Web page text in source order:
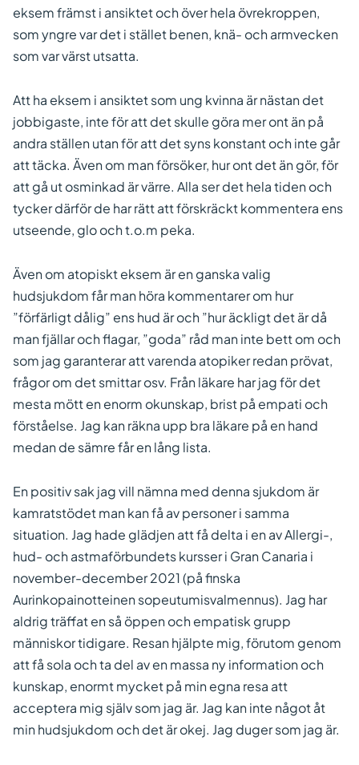
eksem främst i ansiktet och över hela övrekroppen,
som yngre var det i stället benen, knä- och armvecken
som var värst utsatta.
Att ha eksem i ansiktet som ung kvinna är nästan det
jobbigaste, inte för att det skulle göra mer ont än på
andra ställen utan för att det syns konstant och inte går
att täcka. Även om man försöker, hur ont det än gör, för
att gå ut osminkad är värre. Alla ser det hela tiden och
tycker därför de har rätt att förskräckt kommentera ens
utseende, glo och t.o.m peka.
Även om atopiskt eksem är en ganska valig
hudsjukdom får man höra kommentarer om hur
”förfärligt dålig” ens hud är och ”hur äckligt det är då
man fjällar och flagar, ”goda” råd man inte bett om och
som jag garanterar att varenda atopiker redan prövat,
frågor om det smittar osv. Från läkare har jag för det
mesta mött en enorm okunskap, brist på empati och
förståelse. Jag kan räkna upp bra läkare på en hand
medan de sämre får en lång lista.
En positiv sak jag vill nämna med denna sjukdom är
kamratstödet man kan få av personer i samma
situation. Jag hade glädjen att få delta i en av Allergi-,
hud- och astmaförbundets kursser i Gran Canaria i
november-december 2021 (på finska
Aurinkopainotteinen sopeutumisvalmennus). Jag har
aldrig träffat en så öppen och empatisk grupp
människor tidigare. Resan hjälpte mig, förutom genom
att få sola och ta del av en massa ny information och
kunskap, enormt mycket på min egna resa att
acceptera mig själv som jag är. Jag kan inte något åt
min hudsjukdom och det är okej. Jag duger som jag är.